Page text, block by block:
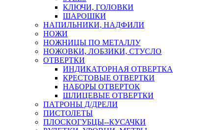
КЛЮЧИ, ГОЛОВКИ
ШАРОШКИ
НАПИЛЬНИКИ, НАДФИЛИ
НОЖИ
НОЖНИЦЫ ПО МЕТАЛЛУ
НОЖОВКИ, ЛОБЗИКИ, СТУСЛО
ОТВЕРТКИ
ИНДИКАТОРНАЯ ОТВЕРТКА
КРЕСТОВЫЕ ОТВЕРТКИ
НАБОРЫ ОТВЕРТОК
ШЛИЦЕВЫЕ ОТВЕРТКИ
ПАТРОНЫ Д/ДРЕЛИ
ПИСТОЛЕТЫ
ПЛОСКОГУБЦЫ--КУСАЧКИ